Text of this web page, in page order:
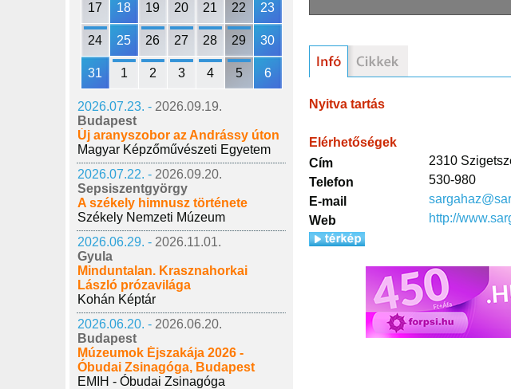
17 18 19 20 21 22 23
24 25 26 27 28 29 30
31 1 2 3 4 5 6
2026.07.23. - 2026.09.19.
Budapest
Új aranyszobor az Andrássy úton
Magyar Képzőművészeti Egyetem
2026.07.22. - 2026.09.20.
Sepsiszentgyörgy
A székely himnusz története
Székely Nemzeti Múzeum
2026.06.29. - 2026.11.01.
Gyula
Minduntalan. Krasznahorkai
László prózavilága
Kohán Képtár
2026.06.20. - 2026.06.20.
Budapest
Múzeumok Éjszakája 2026 -
Óbudai Zsinagóga, Budapest
EMIH - Óbudai Zsinagóga
Nyitva tartás
Elérhetőségek
Cím
2310
Telefon
530-980
E-mail
Web
http://